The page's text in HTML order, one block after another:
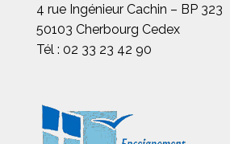
4 rue Ingénieur Cachin – BP 323
50103 Cherbourg Cedex
Tél : 02 33 23 42 90